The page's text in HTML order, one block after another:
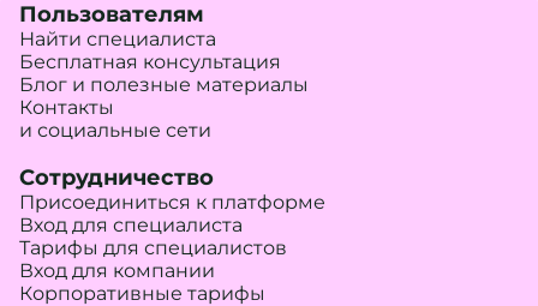
Пользователям
Найти специалиста
Бесплатная консультация
Блог и полезные материалы
Контакты
и социальные сети
Сотрудничество
Присоединиться к платформе
Вход для специалиста
Тарифы для специалистов
Вход для компании
Корпоративные тарифы